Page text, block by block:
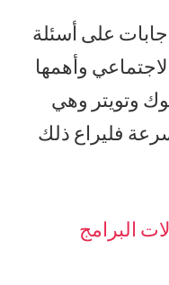
على أسئلة
وأهمها
وتويتر وهي
فليراع ذلك
البرامج